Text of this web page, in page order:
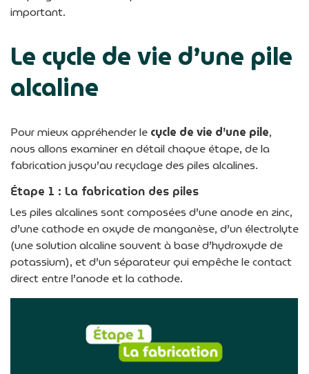
important.
Le cycle de vie d’une pile
alcaline
Pour mieux appréhender le cycle de vie d’une pile,
nous allons examiner en détail chaque étape, de la
fabrication jusqu’au recyclage des piles alcalines.
Étape 1 : La fabrication des piles
Les piles alcalines sont composées d’une anode en zinc,
d’une cathode en oxyde de manganèse, d’un électrolyte
(une solution alcaline souvent à base d’hydroxyde de
potassium), et d’un séparateur qui empêche le contact
direct entre l’anode et la cathode.